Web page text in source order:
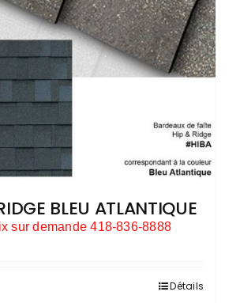
BLEU ATLANTIQUE
sur demande 418-836-8888
Détails